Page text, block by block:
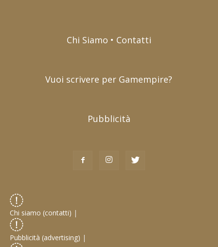
Chi Siamo • Contatti
Vuoi scrivere per Gamempire?
Pubblicità
Chi siamo (contatti) |
Pubblicità (advertising) |